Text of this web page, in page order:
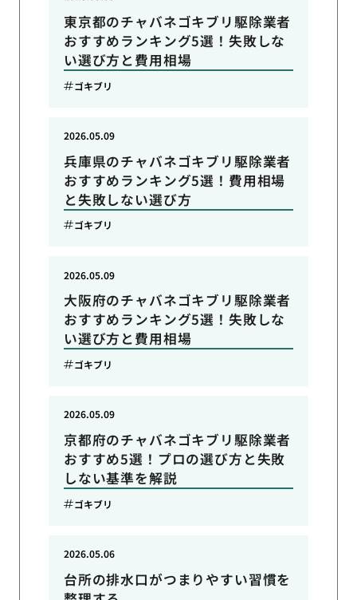
東京都のチャバネゴキブリ駆除業者
おすすめランキング5選！失敗しな
い選び方と費用相場
ゴキブリ
兵庫県のチャバネゴキブリ駆除業者
おすすめランキング5選！費用相場
と失敗しない選び方
2026.05.09
ゴキブリ
大阪府のチャバネゴキブリ駆除業者
おすすめランキング5選！失敗しな
い選び方と費用相場
2026.05.09
ゴキブリ
京都府のチャバネゴキブリ駆除業者
おすすめ5選！プロの選び方と失敗
しない基準を解説
2026.05.09
ゴキブリ
台所の排水口がつまりやすい習慣を
2026.05.06